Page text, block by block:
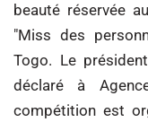
beauté réservée
"Miss des
Togo. Le
déclaré à
compétition est